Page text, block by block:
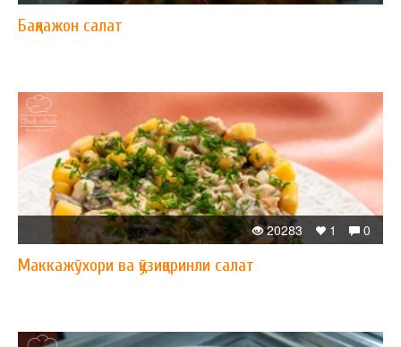
Бақлажон салат
0
1
20283
Маккажўхори ва қўзиқоринли салат